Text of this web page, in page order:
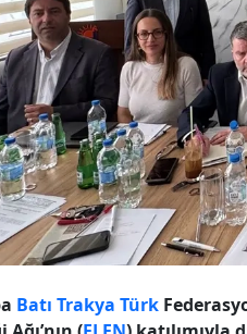
Batı Trakya Türk